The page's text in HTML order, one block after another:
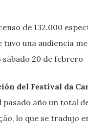
de 132.000
una audiencia
sábado 20 de febrero
del Festival da
pasado año un total
lo que se tradujo